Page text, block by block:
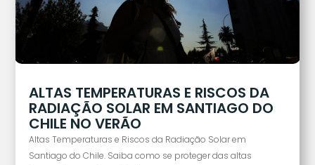
ALTAS TEMPERATURAS E RISCOS DA
RADIAÇÃO SOLAR EM SANTIAGO DO
CHILE NO VERÃO
Altas Temperaturas e Riscos da Radiação Solar em
Santiago do Chile. Saiba como se proteger das altas